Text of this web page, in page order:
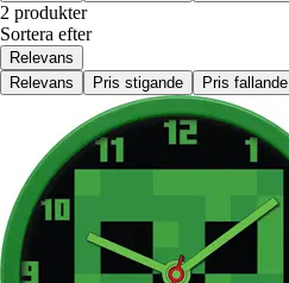
2 produkter
Sortera efter
Relevans
Relevans
Pris stigande Pris fallande